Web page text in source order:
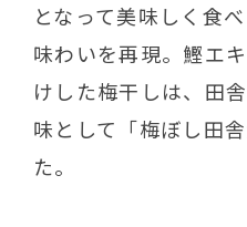
となって美味しく食
味わいを再現。鰹エ
けした梅干しは、田
味として「梅ぼし田
た。